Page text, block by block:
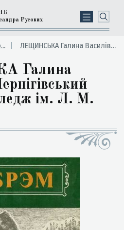
Русових
ЛЕЩИНСЬКА Галина Василівна (Чернігівський музичний коледж ім. Л. М. Ревуцького)
Галина
ім. Л. М.